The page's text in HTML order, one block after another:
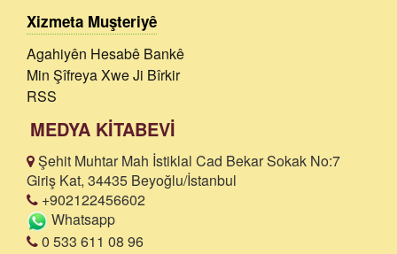
Xizmeta Muşteriyê
Agahiyên Hesabê Bankê
Min Şîfreya Xwe Ji Bîrkir
RSS
MEDYA KİTABEVİ
Şehit Muhtar Mah İstiklal Cad Bekar Sokak No:7
Giriş Kat, 34435 Beyoğlu/İstanbul
+902122456602
Whatsapp
0 533 611 08 96